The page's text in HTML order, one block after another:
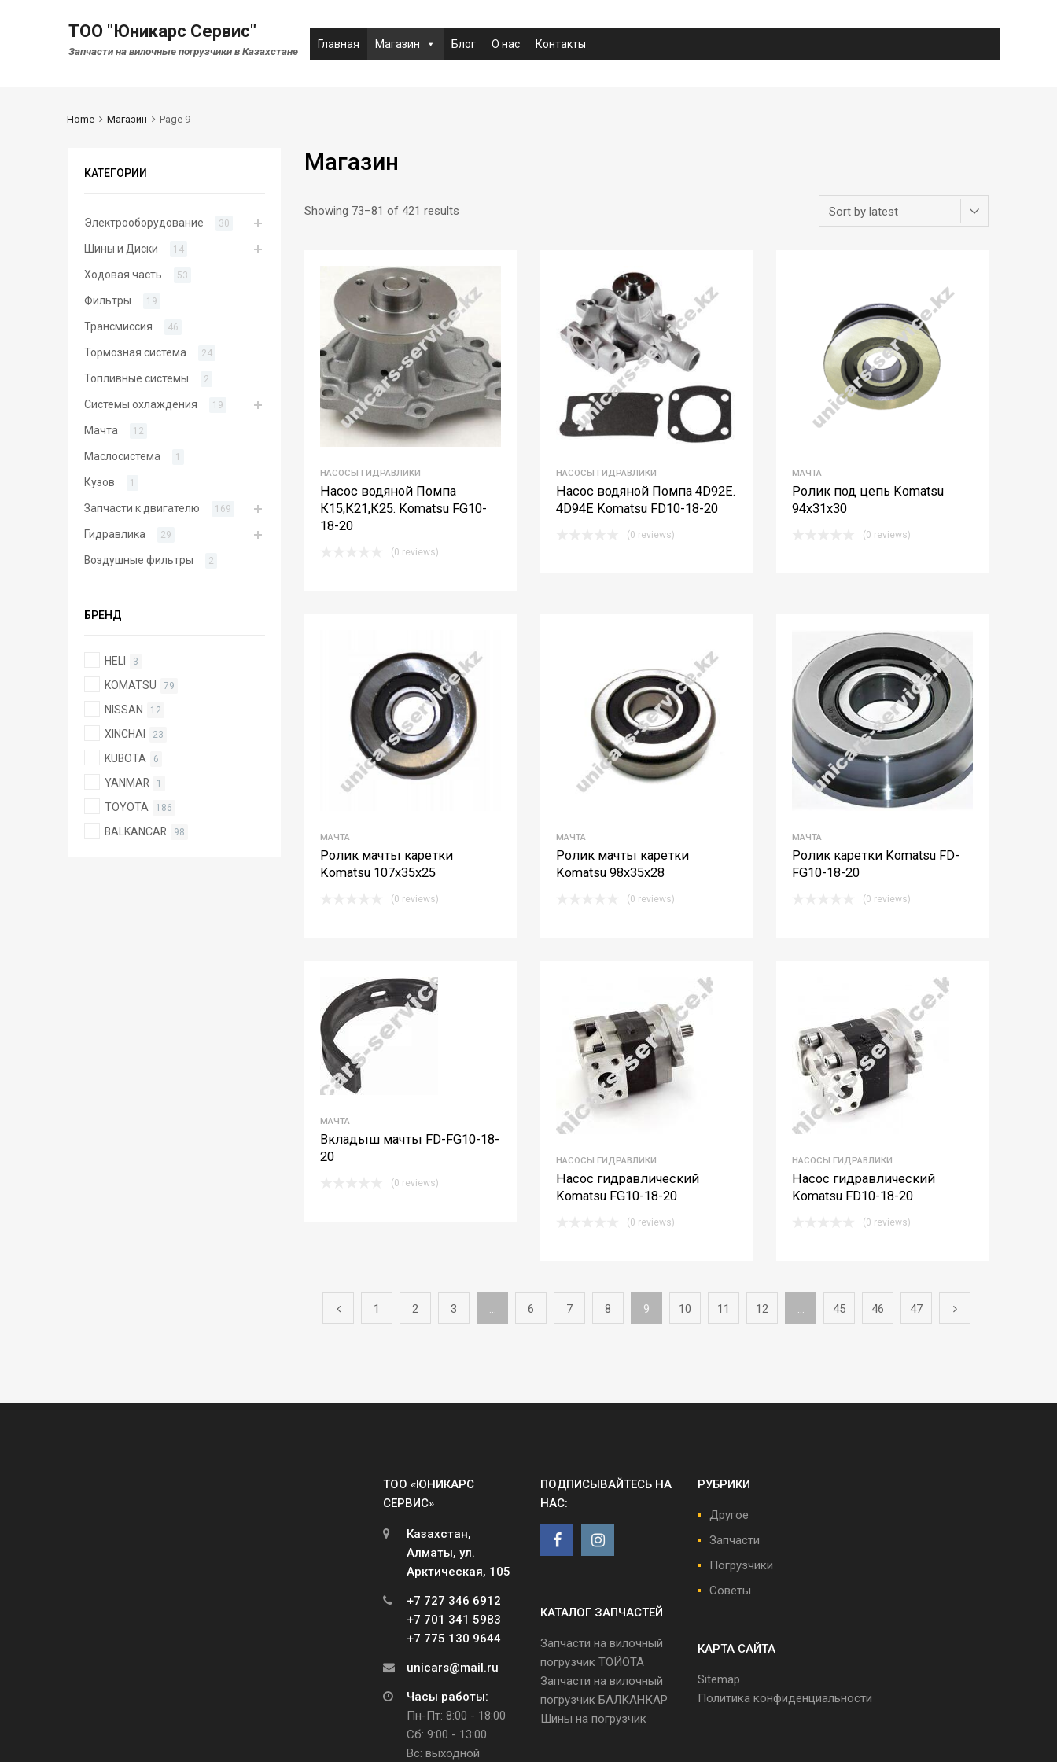
ТОО "Юникарс Сервис"
Запчасти на вилочные погрузчики в Казахстане
Главная Магазин Блог О нас Контакты
Home Магазин Page 9
Магазин
Showing 73–81 of 421 results
НАСОСЫ ГИДРАВЛИКИ
Насос водяной Помпа
К15,К21,К25. Komatsu FG10-
18-20
(0 reviews)
НАСОСЫ ГИДРАВЛИКИ
Насос водяной Помпа 4D92E.
4D94E Komatsu FD10-18-20
(0 reviews)
МАЧТА
Ролик под цепь Komatsu
94x31x30
(0 reviews)
МАЧТА
Ролик мачты каретки
Komatsu 107х35х25
(0 reviews)
МАЧТА
Ролик мачты каретки
Komatsu 98х35х28
(0 reviews)
МАЧТА
Ролик каретки Komatsu FD-
FG10-18-20
(0 reviews)
МАЧТА
Вкладыш мачты FD-FG10-18-
20
(0 reviews)
НАСОСЫ ГИДРАВЛИКИ
Насос гидравлический
Komatsu FG10-18-20
(0 reviews)
НАСОСЫ ГИДРАВЛИКИ
Насос гидравлический
Komatsu FD10-18-20
(0 reviews)
1 2 3 … 6 7 8 9 10 11 12 … 45 46 47
КАТЕГОРИИ
Электрооборудование 30
Шины и Диски 14
Ходовая часть 53
Фильтры 19
Трансмиссия 46
Тормозная система 24
Топливные системы 2
Системы охлаждения 19
Мачта 12
Маслосистема 1
Кузов 1
Запчасти к двигателю 169
Гидравлика 29
Воздушные фильтры 2
БРЕНД
HELI 3
KOMATSU 79
NISSAN 12
XINCHAI 23
KUBOTA 6
YANMAR 1
TOYOTA 186
BALKANCAR 98
ТОО «ЮНИКАРС
СЕРВИС»
Казахстан,
Алматы, ул.
Арктическая, 105
+7 727 346 6912
+7 701 341 5983
+7 775 130 9644
unicars@mail.ru
Часы работы:
Пн-Пт: 8:00 - 18:00
Сб: 9:00 - 13:00
Вс: выходной
ПОДПИСЫВАЙТЕСЬ НА
НАС:
КАТАЛОГ ЗАПЧАСТЕЙ
Запчасти на вилочный
погрузчик ТОЙОТА
Запчасти на вилочный
погрузчик БАЛКАНКАР
Шины на погрузчик
РУБРИКИ
Другое
Запчасти
Погрузчики
Советы
КАРТА САЙТА
Sitemap
Политика конфиденциальности